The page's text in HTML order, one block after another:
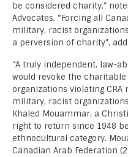
be considered charity,”
Advocates. “Forcing all
military, racist
a perversion of charity”,
“A truly independent, law-
would revoke the
organizations violating
military, racist
Khaled Mouammar, a
right to return since 1948
ethnocultural category.
Canadian Arab Federation